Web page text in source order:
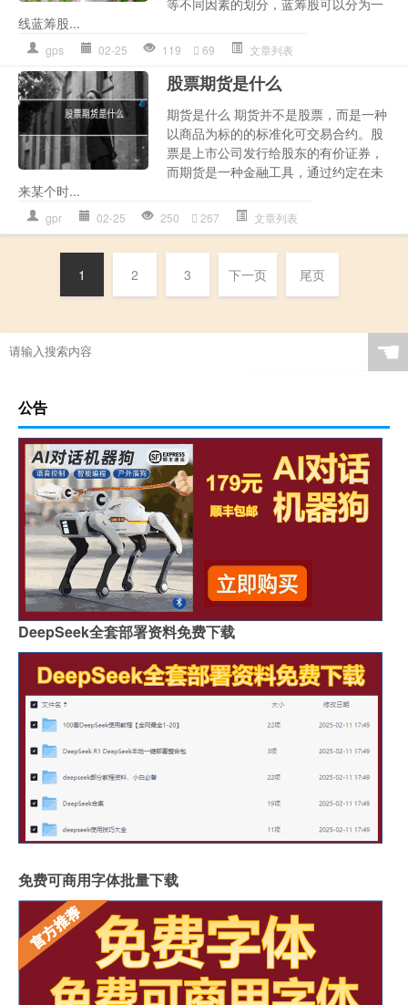
等不同因素的划分，蓝筹股可以分为一
线蓝筹股...
gps 02-25 119 69 文章列表
股票期货是什么
期货是什么 期货并不是股票，而是一种
以商品为标的的标准化可交易合约。股
票是上市公司发行给股东的有价证券，
而期货是一种金融工具，通过约定在未
来某个时...
gpr 02-25 250 267 文章列表
1 2 3 下一页 尾页
☚
公告
DeepSeek全套部署资料免费下载
免费可商用字体批量下载